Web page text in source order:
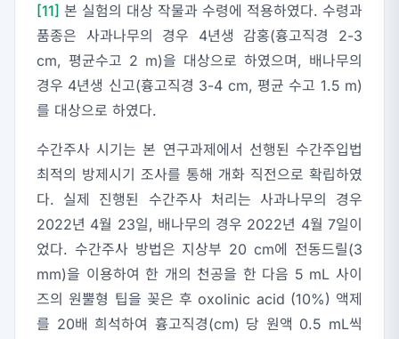
[11] 본 실험의 대상 작물과 수령에 적용하였다. 수령과
품종은 사과나무의 경우 4년생 감홍(흉고직경 2-3
cm, 평균수고 2 m)을 대상으로 하였으며, 배나무의
경우 4년생 신고(흉고직경 3-4 cm, 평균 수고 1.5 m)
를 대상으로 하였다.
수간주사 시기는 본 연구과제에서 선행된 수간주입법
최적의 방제시기 조사를 통해 개화 직전으로 확립하였
다. 실제 진행된 수간주사 처리는 사과나무의 경우
2022년 4월 23일, 배나무의 경우 2022년 4월 7일이
었다. 수간주사 방법은 지상부 20 cm에 전동드릴(3
mm)을 이용하여 한 개의 천공을 한 다음 5 mL 사이
즈의 원뿔형 팁을 꽂은 후 oxolinic acid (10%) 액제
를 20배 희석하여 흉고직경(cm) 당 원액 0.5 mL씩